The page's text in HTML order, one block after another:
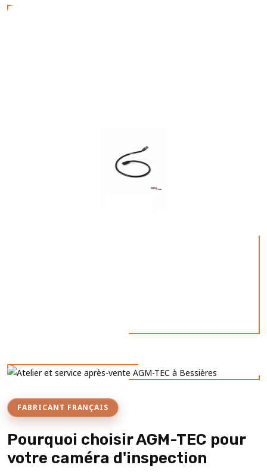
FABRICANT FRANÇAIS
Pourquoi choisir AGM-TEC pour
votre caméra d'inspection